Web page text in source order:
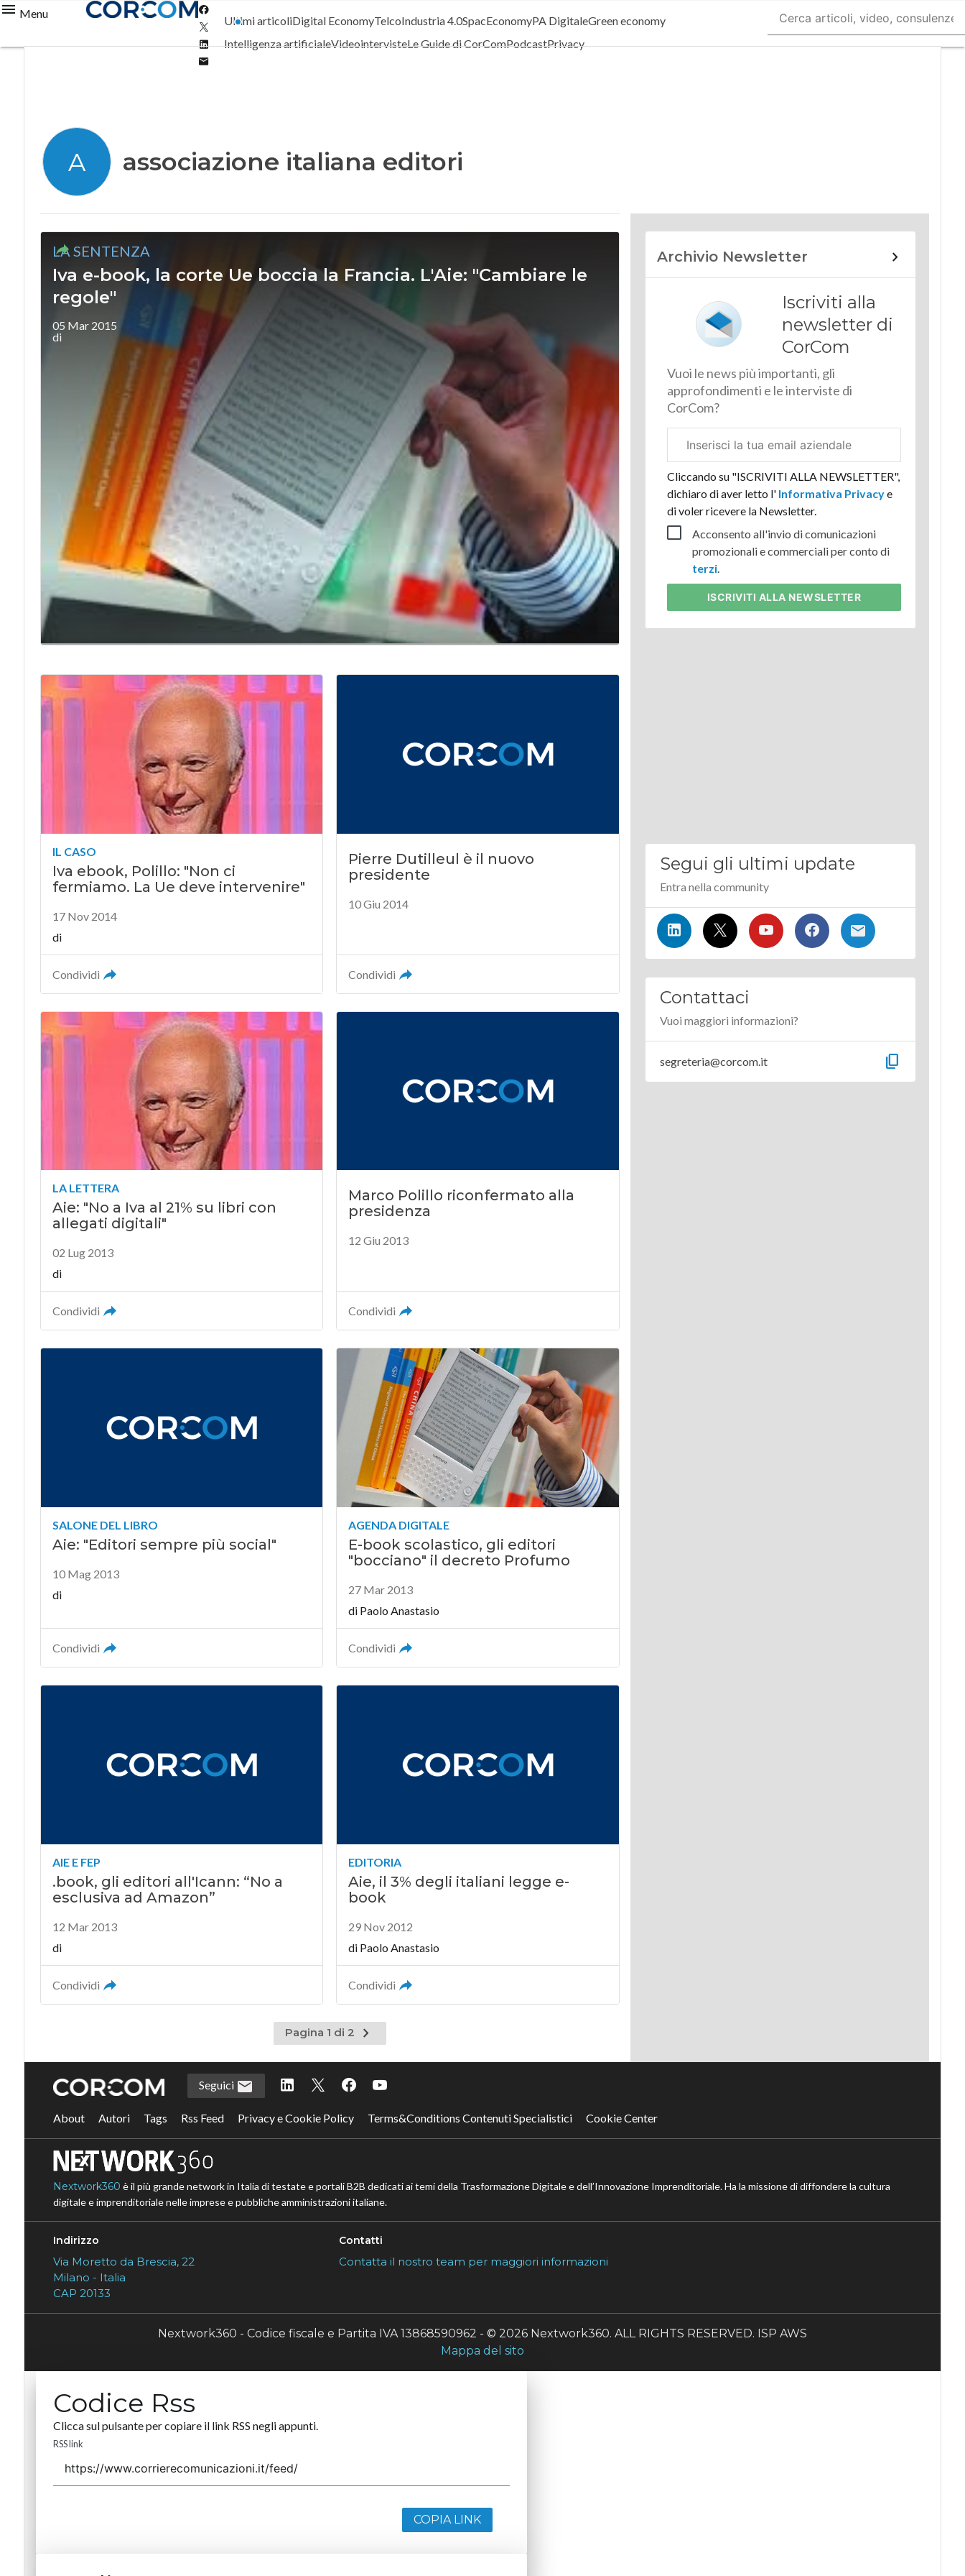
Menu
Twitter
Linkedin
Ultimi articoliDigital EconomyTelcoIndustria 4.0SpacEconomyPA DigitaleGreen economy
Intelligenza artificialeVideointervisteLe Guide di CorComPodcastPrivacy
A associazione italiana editori
LA SENTENZA
Iva e-book, la corte Ue boccia la Francia. L'Aie: "Cambiare le
regole"
05 Mar 2015
di
IL CASO
Iva ebook, Polillo: "Non ci
fermiamo. La Ue deve intervenire"
17 Nov 2014
di
Condividi
Pierre Dutilleul è il nuovo
presidente
10 Giu 2014
Condividi
LA LETTERA
Aie: "No a Iva al 21% su libri con
allegati digitali"
02 Lug 2013
di
Condividi
Marco Polillo riconfermato alla
presidenza
12 Giu 2013
Condividi
SALONE DEL LIBRO
Aie: "Editori sempre più social"
10 Mag 2013
di
Condividi
AGENDA DIGITALE
E-book scolastico, gli editori
"bocciano" il decreto Profumo
27 Mar 2013
di Paolo Anastasio
Condividi
AIE E FEP
.book, gli editori all'Icann: “No a
esclusiva ad Amazon”
12 Mar 2013
di
Condividi
EDITORIA
Aie, il 3% degli italiani legge e-
book
29 Nov 2012
di Paolo Anastasio
Condividi
Pagina 1 di 2
Pagina
successiva
Archivio Newsletter
Iscriviti alla
newsletter di
CorCom
Vuoi le news più importanti, gli
approfondimenti e le interviste di
CorCom?
aziendale
Cliccando su "ISCRIVITI ALLA NEWSLETTER",
dichiaro di aver letto l'Informativa Privacye
di voler ricevere la Newsletter.
Acconsento all'invio di comunicazioni
promozionali e commerciali per conto di
terzi.
ISCRIVITI ALLA NEWSLETTER
Segui gli ultimi update
Entra nella community
Contattaci
Vuoi maggiori informazioni?
segreteria@corcom.it content_copy
Seguici
About Autori Tags Rss Feed Privacy e Cookie Policy Terms&Conditions Contenuti Specialistici Cookie Center
Nextwork360 è il più grande network in Italia di testate e portali B2B dedicati ai temi della Trasformazione Digitale e dell’Innovazione Imprenditoriale. Ha la missione di diffondere la cultura
digitale e imprenditoriale nelle imprese e pubbliche amministrazioni italiane.
Indirizzo
Via Moretto da Brescia, 22
Milano - Italia
CAP 20133
Contatti
Contatta il nostro team per maggiori informazioni
Nextwork360 - Codice fiscale e Partita IVA 13868590962 - © 2026 Nextwork360. ALL RIGHTS RESERVED. ISP AWS
Mappa del sito
Codice Rss
Clicca sul pulsante per copiare il link RSS negli appunti.
RSS link
COPIA LINK